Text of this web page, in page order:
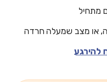
מתחיל
או מצב שמעלה חרדה
להירגע